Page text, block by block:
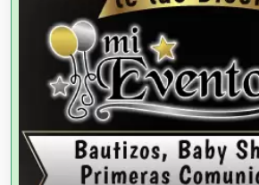
Agencias de Colocación
Agencias de Modelos
Agencias de Publicidad